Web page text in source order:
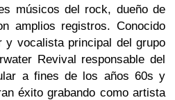
músicos del rock, dueño de
amplios registros. Conocido
y vocalista principal del grupo
Revival responsable del
a fines de los años 60s y
éxito grabando como artista